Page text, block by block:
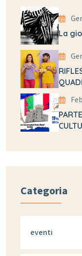
La
Categoria
eventi